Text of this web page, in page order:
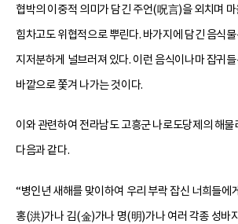
협박의 이중적 의미가 담긴 주언(呪言)을 외치며 마
힘차고도 위협적으로 뿌린다. 바가지에 담긴 음식
지저분하게 널브러져 있다. 이런 음식이나마 잡귀
바깥으로 쫓겨 나가는 것이다.
이와 관련하여 전라남도 고흥군 나로도당제의 해물
다음과 같다.
“병인년 새해를 맞이하여 우리 부락 잡신 너희들에
홍(洪)가나 김(金)가나 명(明)가나 여러 각종 성바